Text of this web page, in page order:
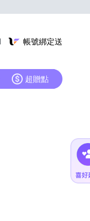
帳號綁定送
超贈點